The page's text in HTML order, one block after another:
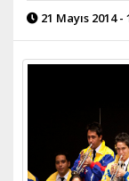
21 Mayıs 2014 -